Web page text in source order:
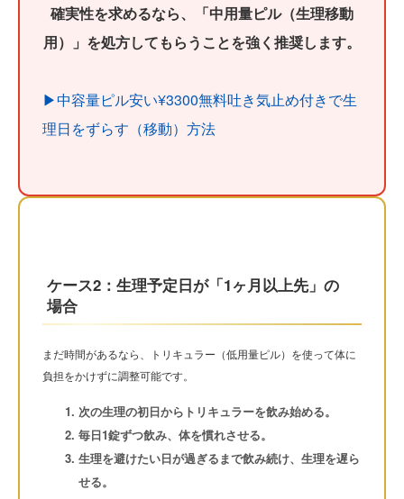
確実性を求めるなら、「中用量ピル（生理移動
用）」を処方してもらうことを強く推奨します。
▶︎中容量ピル安い¥3300無料吐き気止め付きで生
理日をずらす（移動）方法
ケース2：生理予定日が「1ヶ月以上先」の
場合
まだ時間があるなら、トリキュラー（低用量ピル）を使って体に
負担をかけずに調整可能です。
次の生理の初日からトリキュラーを飲み始める。
毎日1錠ずつ飲み、体を慣れさせる。
生理を避けたい日が過ぎるまで飲み続け、生理を遅ら
せる。